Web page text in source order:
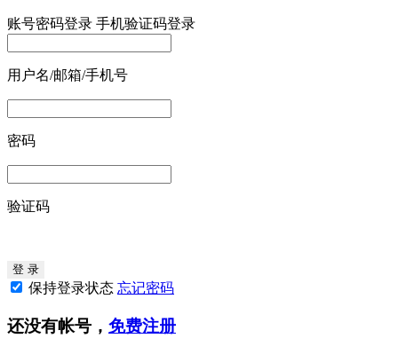
账号密码登录 手机验证码登录
用户名/邮箱/手机号
密码
验证码
保持登录状态 忘记密码
还没有帐号， 免费注册